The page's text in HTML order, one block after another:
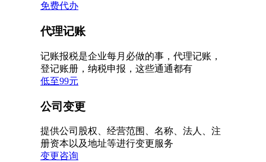
免费代办
代理记账
记账报税是企业每月必做的事，代理记账，
登记账册，纳税申报，这些通通都有
低至99元
公司变更
提供公司股权、经营范围、名称、法人、注
册资本以及地址等进行变更服务
变更咨询